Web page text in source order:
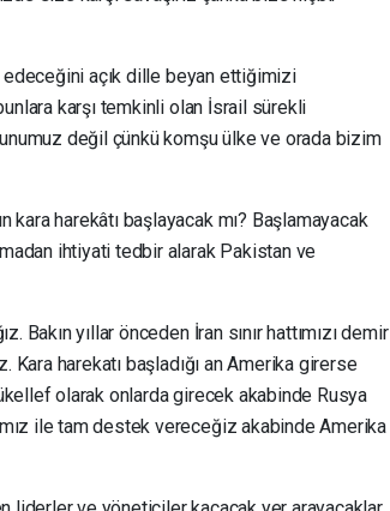
edeceğini açık dille beyan ettiğimizi
karşı temkinli olan İsrail sürekli
değil çünkü komşu ülke ve orada bizim
harekâtı başlayacak mı? Başlamayacak
ihtiyati tedbir alarak Pakistan ve
Bakın yıllar önceden İran sınır hattımızı demir
Kara harekatı başladığı an Amerika girerse
olarak onlarda girecek akabinde Rusya
ile tam destek vereceğiz akabinde Amerika